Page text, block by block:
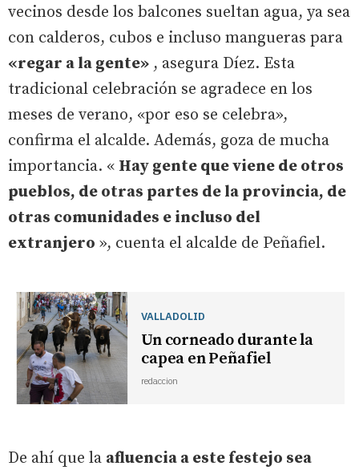
vecinos desde los balcones sueltan agua, ya sea
con calderos, cubos e incluso mangueras para
«regar a la gente» , asegura Díez. Esta
tradicional celebración se agradece en los
meses de verano, «por eso se celebra»,
confirma el alcalde. Además, goza de mucha
importancia. « Hay gente que viene de otros
pueblos, de otras partes de la provincia, de
otras comunidades e incluso del
extranjero », cuenta el alcalde de Peñafiel.
VALLADOLID
Un corneado durante la
capea en Peñafiel
redaccion
De ahí que la afluencia a este festejo sea